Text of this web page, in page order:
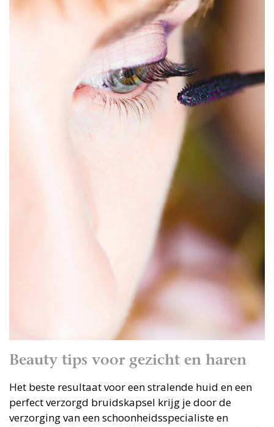
Beauty tips voor gezicht en haren
Het beste resultaat voor een stralende huid en een
perfect verzorgd bruidskapsel krijg je door de
verzorging van een schoonheidsspecialiste en